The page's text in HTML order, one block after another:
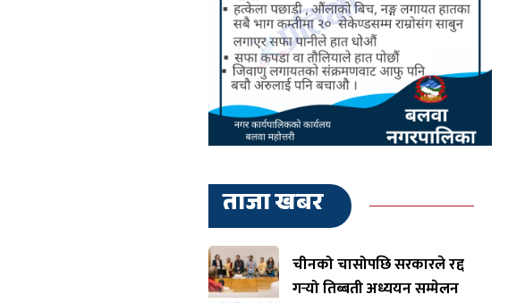
ताजा खबर
चीनको चासोपछि सरकारले रद्द
गर्‍यो तिब्बती अध्ययन सम्मेलन